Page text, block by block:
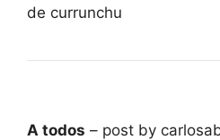
de currunchu
A todos – post by